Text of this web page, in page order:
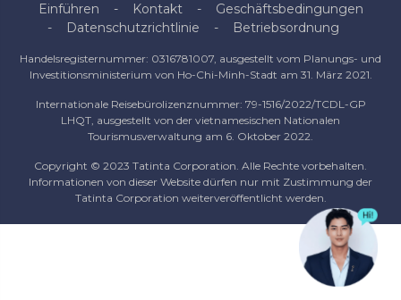
Einführen Kontakt
Geschäftsbedingungen
Datenschutzrichtlinie
Betriebsordnung
Handelsregisternummer: 0316781007, ausgestellt vom Planungs- und
Investitionsministerium von Ho-Chi-Minh-Stadt am 31. März 2021.
Internationale Reisebürolizenznummer: 79-1516/2022/TCDL-GP
LHQT, ausgestellt von der vietnamesischen Nationalen
Tourismusverwaltung am 6. Oktober 2022.
Copyright © 2023 Tatinta Corporation. Alle Rechte vorbehalten.
Informationen von dieser Website dürfen nur mit Zustimmung der
Tatinta Corporation weiterveröffentlicht werden.